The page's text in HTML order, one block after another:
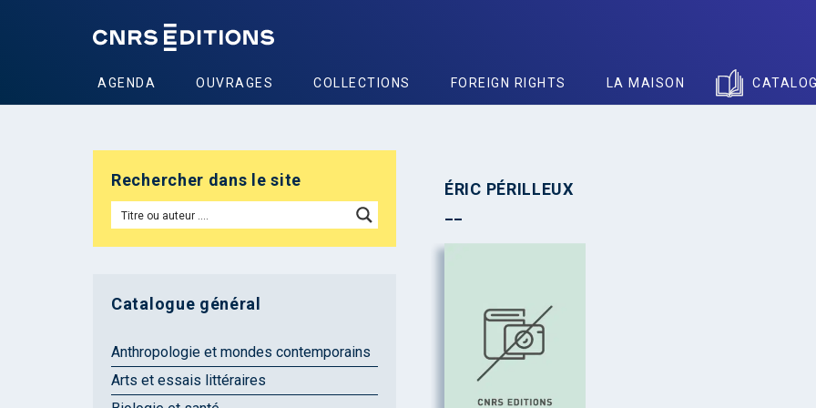
AGENDA OUVRAGES COLLECTIONS FOREIGN RIGHTS LA MAISON
ÉRIC PÉRILLEUX
Rechercher dans le site
Catalogue général
Anthropologie et mondes contemporains
Arts et essais littéraires